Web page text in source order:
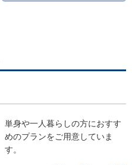
単身や一人暮らしの方におすす
めのプランをご用意していま
す。